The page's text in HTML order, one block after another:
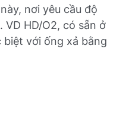
nơi yêu cầu độ
HD/O2, có sẵn ở
biệt với ống xả bằng